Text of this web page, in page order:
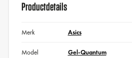
Productdetails
Merk Asics
Model Gel-Quantum